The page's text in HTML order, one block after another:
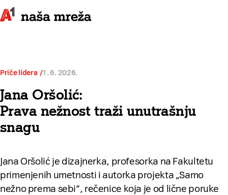
Priče lidera 1. 6. 2026.
Jana Oršolić:
Prava nežnost traži unutrašnju
snagu
Jana Oršolić je dizajnerka, profesorka na Fakultetu
primenjenih umetnosti i autorka projekta „Samo
nežno prema sebi“, rečenice koja je od lične poruke